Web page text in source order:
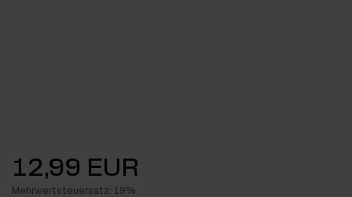
12,99 EUR
Mehrwertsteuersatz: 19%